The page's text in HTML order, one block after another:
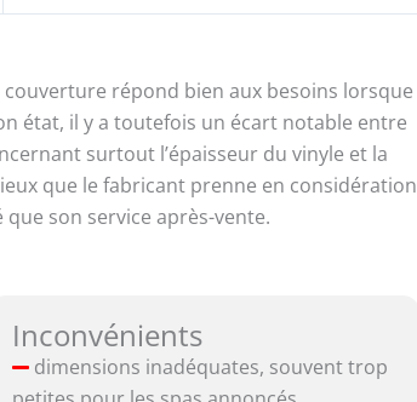
répond bien aux besoins lorsque
état, il y a toutefois un écart notable entre
surtout l’épaisseur du vinyle et la
que le fabricant prenne en considération
son service après-vente.
Inconvénients
dimensions inadéquates, souvent trop